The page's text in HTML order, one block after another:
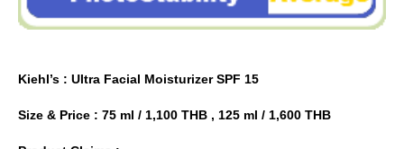
Kiehl’s : Ultra Facial Moisturizer SPF 15
Size & Price : 75 ml / 1,100 THB , 125 ml / 1,600 THB